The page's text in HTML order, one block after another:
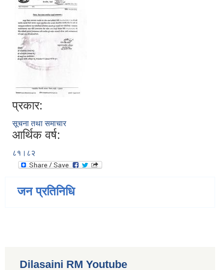
प्रकार:
सूचना तथा समाचार
आर्थिक वर्ष:
८१।८२
जन प्रतिनिधि
Dilasaini RM Youtube